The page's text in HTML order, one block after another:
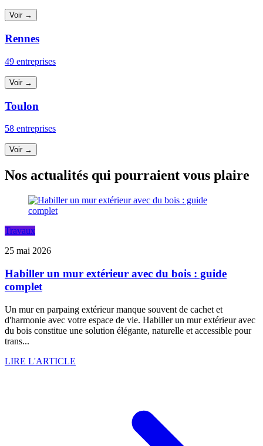
Voir →
Rennes
49 entreprises
Voir →
Toulon
58 entreprises
Voir →
Nos actualités qui pourraient vous plaire
Travaux
25 mai 2026
Habiller un mur extérieur avec du bois : guide
complet
Un mur en parpaing extérieur manque souvent de cachet et
d'harmonie avec votre espace de vie. Habiller un mur extérieur avec
du bois constitue une solution élégante, naturelle et accessible pour
trans...
LIRE L'ARTICLE